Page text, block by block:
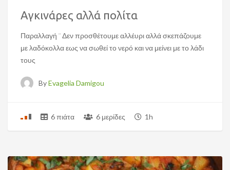
Αγκινάρες αλλά πολίτα
Παραλλαγή ¨ Δεν προσθέτουμε αλλέυρι αλλά σκεπάζουμε
με λαδόκολλα εως να σωθεί το νερό και να μείνει με το λάδι
τους
ByEvagelia Damigou
6 πιάτα 6 μερίδες 1h